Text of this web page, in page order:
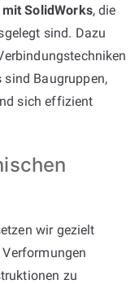
SolidWorks, die
sind. Dazu
sind Baugruppen,
sich effizient
wir gezielt
zu